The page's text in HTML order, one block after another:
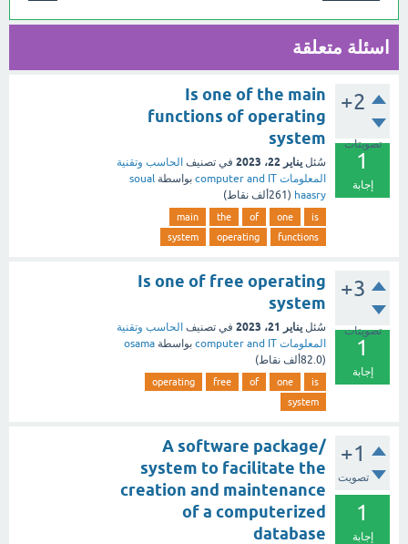
اسئلة متعلقة
+2
تصويتات
1
إجابة
Is one of the main
functions of operating
system
سُئل يناير 22، 2023 في تصنيف الحاسب وتقنية
المعلومات computer and IT
بواسطة soual
haasry
( 261ألف نقاط)
is
one
of
the
main
functions
operating
system
+3
تصويتات
1
إجابة
Is one of free operating
system
سُئل يناير 21، 2023 في تصنيف الحاسب وتقنية
المعلومات computer and IT
بواسطة osama
(82.0ألف نقاط)
is
one
of
free
operating
system
+1
تصويت
1
إجابة
A software package/
system to facilitate the
creation and maintenance
of a computerized
database